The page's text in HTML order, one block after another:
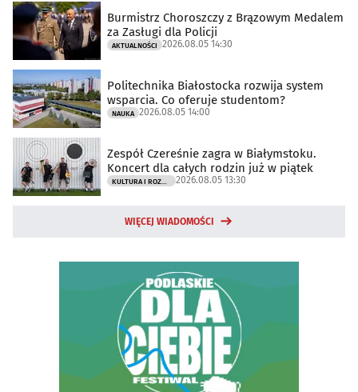
Burmistrz Choroszczy z Brązowym Medalem
za Zasługi dla Policji
AKTUALNOŚCI 2026.08.05 14:30
Politechnika Białostocka rozwija system
wsparcia. Co oferuje studentom?
NAUKA 2026.08.05 14:00
Zespół Czereśnie zagra w Białymstoku.
Koncert dla całych rodzin już w piątek
KULTURA I ROZRYWKA 2026.08.05 13:30
WIĘCEJ WIADOMOŚCI